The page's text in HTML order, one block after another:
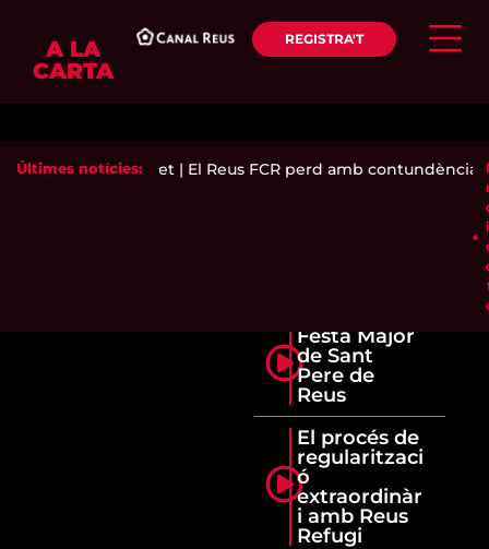
A LA
CARTA
REGISTRA'T
Últimes notícies:
i incendia el Pinaret| El Reus FCR perd amb contundència
Festa Major
de Sant
Pere de
Reus
El procés de
regularitzaci
ó
extraordinàr
i amb Reus
Refugi